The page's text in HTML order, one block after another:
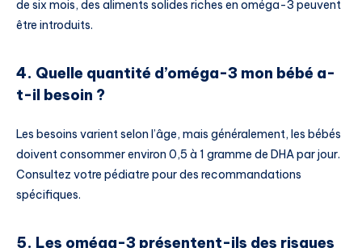
de six mois, des aliments solides riches en oméga-3 peuvent
être introduits.
4. Quelle quantité d’oméga-3 mon bébé a-
t-il besoin ?
Les besoins varient selon l’âge, mais généralement, les bébés
doivent consommer environ 0,5 à 1 gramme de DHA par jour.
Consultez votre pédiatre pour des recommandations
spécifiques.
5. Les oméga-3 présentent-ils des risques